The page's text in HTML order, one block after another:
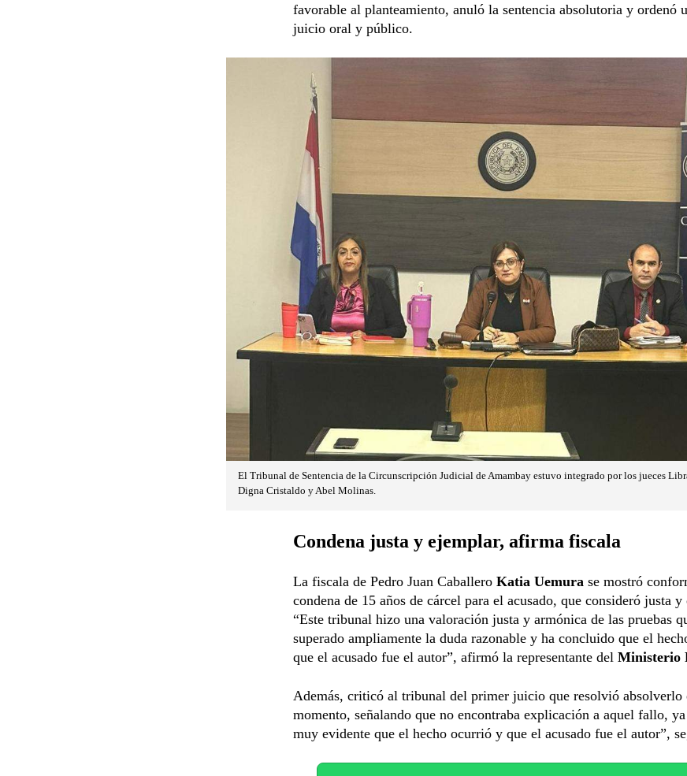
favorable al planteamiento, anuló la sentencia absolutoria y ordenó
juicio oral y público.
El Tribunal de Sentencia de la Circunscripción Judicial de Amambay estuvo integrado por los jueces
Digna Cristaldo y Abel Molinas.
Condena justa y ejemplar, afirma fiscala
La fiscala de Pedro Juan Caballero Katia Uemura se mostró
condena de 15 años de cárcel para el acusado, que consideró justa y
“Este tribunal hizo una valoración justa y armónica de las pruebas
superado ampliamente la duda razonable y ha concluido que el
que el acusado fue el autor”, afirmó la representante del Ministerio
Además, criticó al tribunal del primer juicio que resolvió absolverlo
momento, señalando que no encontraba explicación a aquel fallo, ya
muy evidente que el hecho ocurrió y que el acusado fue el autor”,